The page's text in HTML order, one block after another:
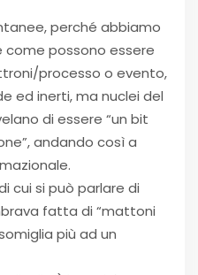
perché abbiamo
possono essere
processo o evento,
ed inerti, ma nuclei del
di essere “un bit
andando così a
cui si può parlare di
fatta di “mattoni
più ad un